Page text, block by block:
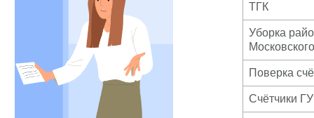
ТГК
Уборка
Поверка
Счётчики